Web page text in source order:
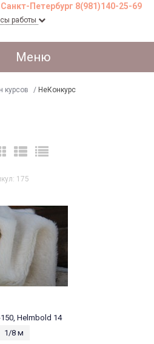
Петербург 8(981)140-25-69
работы
Меню
курсов / НеКонкурс
175
Helmbold 14
1/8 м